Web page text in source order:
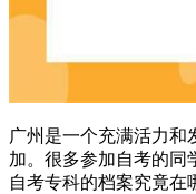
广州是一个充满活力和
加。很多参加自考的同
自考专科的档案究竟在